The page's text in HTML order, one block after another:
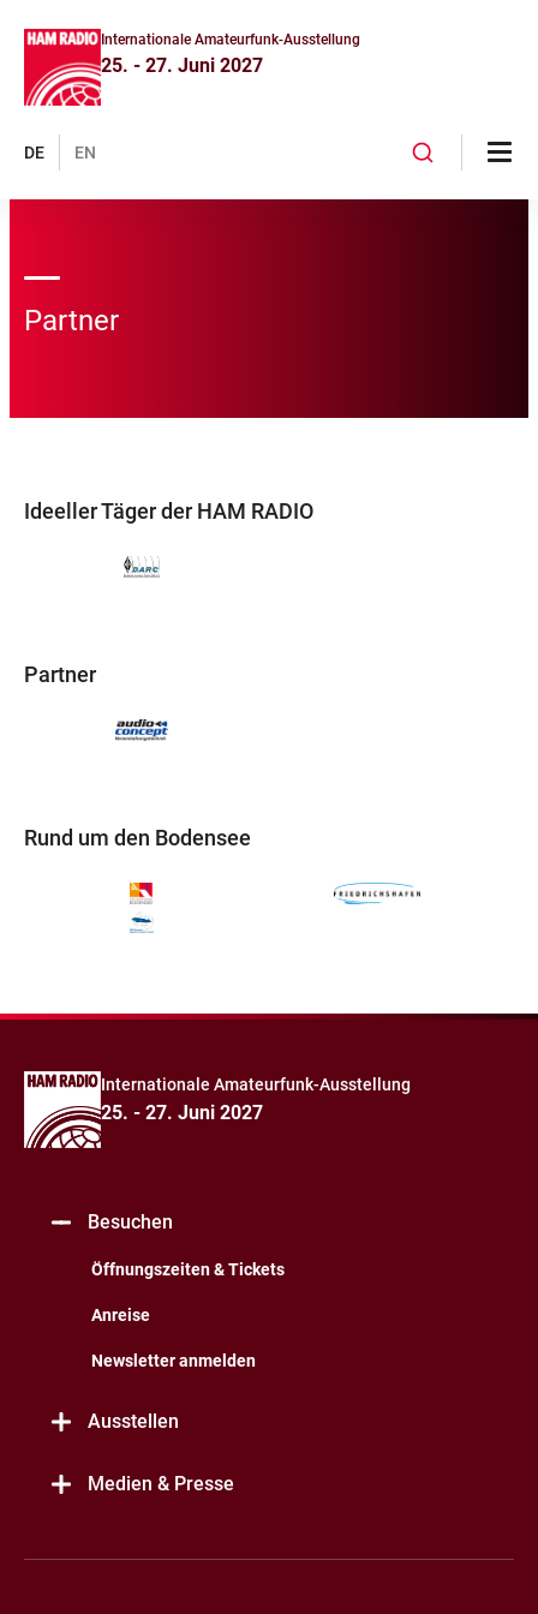
Internationale Amateurfunk-Ausstellung
25. - 27. Juni 2027
DE EN
Partner
Ideeller Täger der HAM RADIO
Partner
Rund um den Bodensee
Internationale Amateurfunk-Ausstellung
25. - 27. Juni 2027
Besuchen
Öffnungszeiten & Tickets
Anreise
Newsletter anmelden
Ausstellen
Medien & Presse